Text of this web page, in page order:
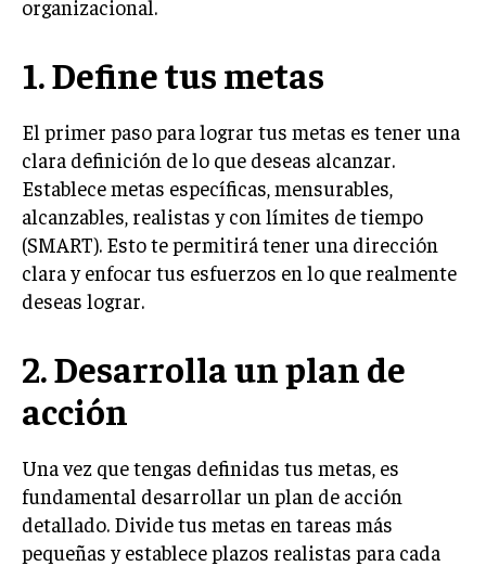
organizacional.
1. Define tus metas
El primer paso para lograr tus metas es tener una
clara definición de lo que deseas alcanzar.
Establece metas específicas, mensurables,
alcanzables, realistas y con límites de tiempo
(SMART). Esto te permitirá tener una dirección
clara y enfocar tus esfuerzos en lo que realmente
deseas lograr.
2. Desarrolla un plan de
acción
Una vez que tengas definidas tus metas, es
fundamental desarrollar un plan de acción
detallado. Divide tus metas en tareas más
pequeñas y establece plazos realistas para cada